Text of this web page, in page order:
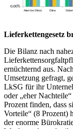
Lieferkettengesetz
Die Bilanz nach
ernüchternd aus.
Umsetzung gefragt,
LkSG für ihr
oder „eher
Prozent finden, dass
Vorteile“ (8 Prozent)
der enorme